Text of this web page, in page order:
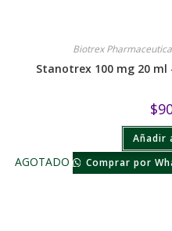
Biotrex
Stanotrex 100 mg 20
$
Añadir
AGOTADO Comprar por